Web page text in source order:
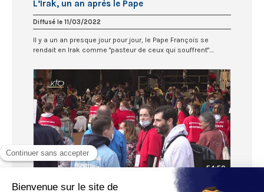
L’Irak, un an après le Pape
Diffusé le 11/03/2022
Il y a un an presque jour pour jour, le Pape François se
rendait en Irak comme "pasteur de ceux qui souffrent"....
54:50
"Au large avec Ignace ! ", la famille ignatienne